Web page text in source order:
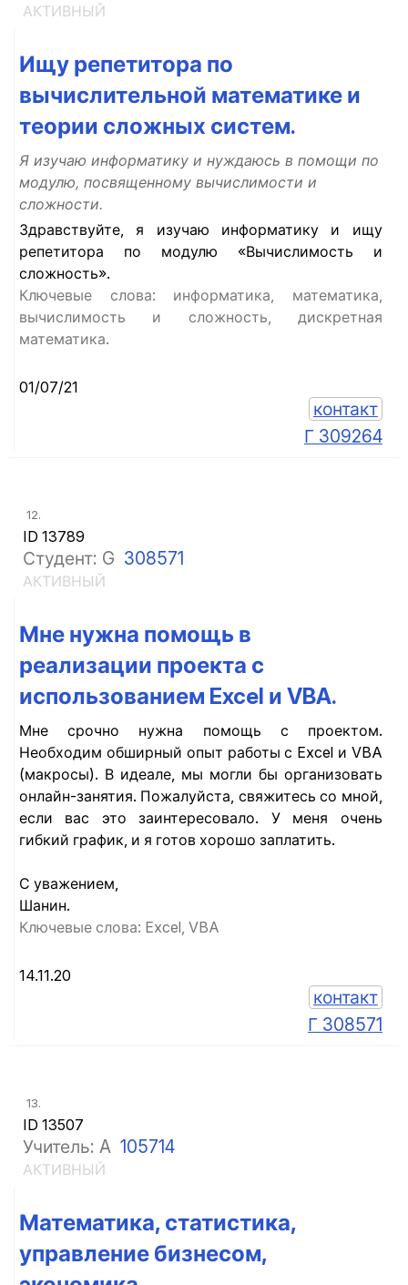
АКТИВНЫЙ
Ищу репетитора по
вычислительной математике и
теории сложных систем.
Я изучаю информатику и нуждаюсь в помощи по
модулю, посвященному вычислимости и
сложности.
Здравствуйте, я изучаю информатику и ищу
репетитора по модулю «Вычислимость и
сложность».
Ключевые слова: информатика, математика,
вычислимость и сложность, дискретная
математика.
01/07/21
контакт
Г 309264
12.
ID 13789
Студент: G 308571
АКТИВНЫЙ
Мне нужна помощь в
реализации проекта с
использованием Excel и VBA.
Мне срочно нужна помощь с проектом.
Необходим обширный опыт работы с Excel и VBA
(макросы). В идеале, мы могли бы организовать
онлайн-занятия. Пожалуйста, свяжитесь со мной,
если вас это заинтересовало. У меня очень
гибкий график, и я готов хорошо заплатить.
С уважением,
Шанин.
Ключевые слова: Excel, VBA
14.11.20
контакт
Г 308571
13.
ID 13507
Учитель: A 105714
АКТИВНЫЙ
Математика, статистика,
управление бизнесом,